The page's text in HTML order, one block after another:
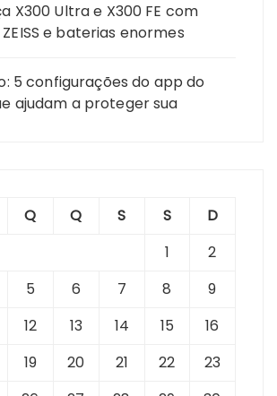
X300 Ultra e X300 FE com
e baterias enormes
5 configurações do app do
ajudam a proteger sua
Q Q S S
D
1
2
5 6 7 8
9
12 13 14 15
16
19 20 21 22
23